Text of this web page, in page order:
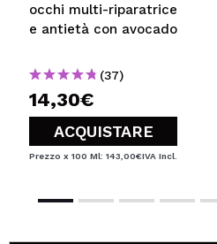
occhi multi-riparatrice
e antietà con avocado
(37)
14,30€
ACQUISTARE
Prezzo x 100 Ml: 143,00€IVA Incl.